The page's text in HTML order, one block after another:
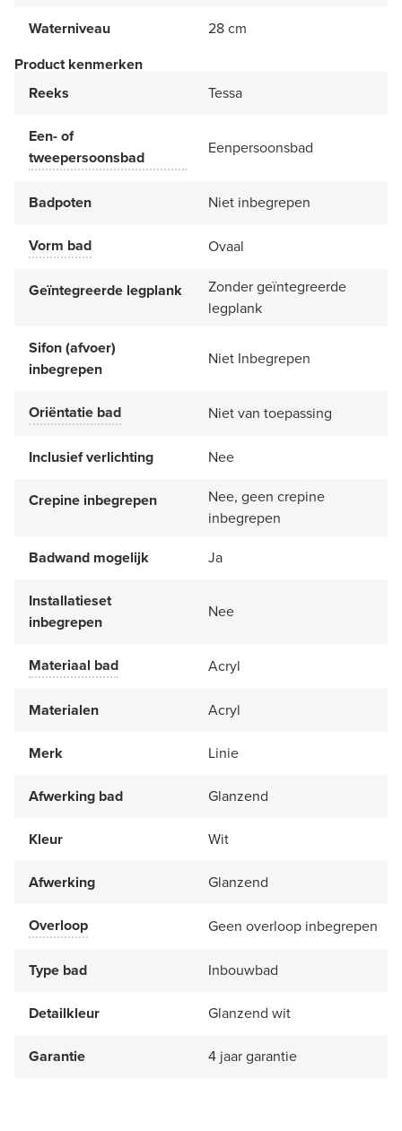
Waterniveau
28 cm
Product kenmerken
Reeks
Tessa
Een- of
tweepersoonsbad
Eenpersoonsbad
Badpoten Niet inbegrepen
Vorm bad Ovaal
Geïntegreerde legplank
Zonder geïntegreerde
legplank
Sifon (afvoer)
inbegrepen
Niet Inbegrepen
Oriëntatie bad Niet van toepassing
Inclusief verlichting Nee
Crepine inbegrepen
Nee, geen crepine
inbegrepen
Badwand mogelijk
Ja
Installatieset
inbegrepen
Nee
Materiaal bad Acryl
Materialen Acryl
Merk Linie
Afwerking bad Glanzend
Kleur Wit
Afwerking Glanzend
Overloop Geen overloop inbegrepen
Type bad Inbouwbad
Detailkleur Glanzend wit
Garantie 4 jaar garantie